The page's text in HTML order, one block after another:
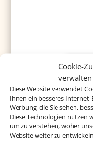
Cookie-
verwalten
Diese Website verwendet
Ihnen ein besseres
Werbung, die Sie sehen,
Diese Technologien nutzen
um zu verstehen, woher
Website weiter zu
Das Historienhotel
im Herzen von
Highlights direkt vor